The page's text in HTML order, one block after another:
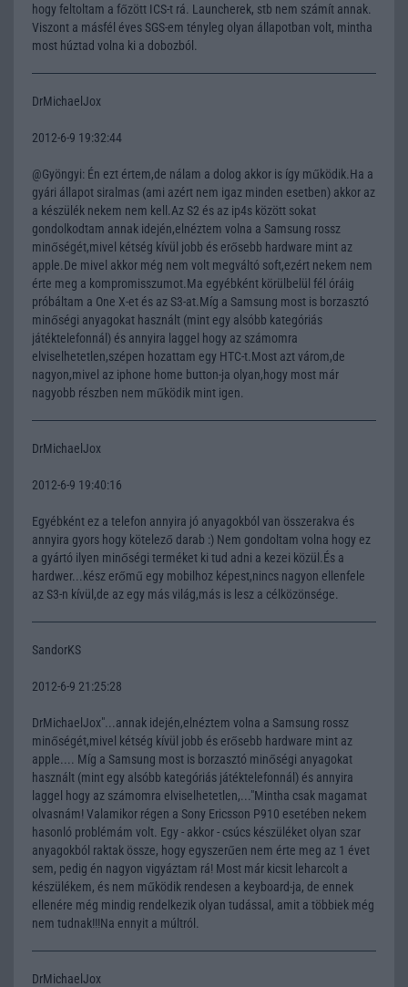
hogy feltoltam a főzött ICS-t rá. Launcherek, stb nem számít annak.
Viszont a másfél éves SGS-em tényleg olyan állapotban volt, mintha
most húztad volna ki a dobozból.
DrMichaelJox
2012-6-9 19:32:44
@Gyöngyi: Én ezt értem,de nálam a dolog akkor is így működik.Ha a
gyári állapot siralmas (ami azért nem igaz minden esetben) akkor az
a készülék nekem nem kell.Az S2 és az ip4s között sokat
gondolkodtam annak idején,elnéztem volna a Samsung rossz
minőségét,mivel kétség kívül jobb és erősebb hardware mint az
apple.De mivel akkor még nem volt megváltó soft,ezért nekem nem
érte meg a kompromisszumot.Ma egyébként körülbelül fél óráig
próbáltam a One X-et és az S3-at.Míg a Samsung most is borzasztó
minőségi anyagokat használt (mint egy alsóbb kategóriás
játéktelefonnál) és annyira laggel hogy az számomra
elviselhetetlen,szépen hozattam egy HTC-t.Most azt várom,de
nagyon,mivel az iphone home button-ja olyan,hogy most már
nagyobb részben nem működik mint igen.
DrMichaelJox
2012-6-9 19:40:16
Egyébként ez a telefon annyira jó anyagokból van összerakva és
annyira gyors hogy kötelező darab :) Nem gondoltam volna hogy ez
a gyártó ilyen minőségi terméket ki tud adni a kezei közül.És a
hardwer...kész erőmű egy mobilhoz képest,nincs nagyon ellenfele
az S3-n kívül,de az egy más világ,más is lesz a célközönsége.
SandorKS
2012-6-9 21:25:28
DrMichaelJox"...annak idején,elnéztem volna a Samsung rossz
minőségét,mivel kétség kívül jobb és erősebb hardware mint az
apple.... Míg a Samsung most is borzasztó minőségi anyagokat
használt (mint egy alsóbb kategóriás játéktelefonnál) és annyira
laggel hogy az számomra elviselhetetlen,..."Mintha csak magamat
olvasnám! Valamikor régen a Sony Ericsson P910 esetében nekem
hasonló problémám volt. Egy - akkor - csúcs készüléket olyan szar
anyagokból raktak össze, hogy egyszerűen nem érte meg az 1 évet
sem, pedig én nagyon vigyáztam rá! Most már kicsit leharcolt a
készülékem, és nem működik rendesen a keyboard-ja, de ennek
ellenére még mindig rendelkezik olyan tudással, amit a többiek még
nem tudnak!!!Na ennyit a múltról.
DrMichaelJox